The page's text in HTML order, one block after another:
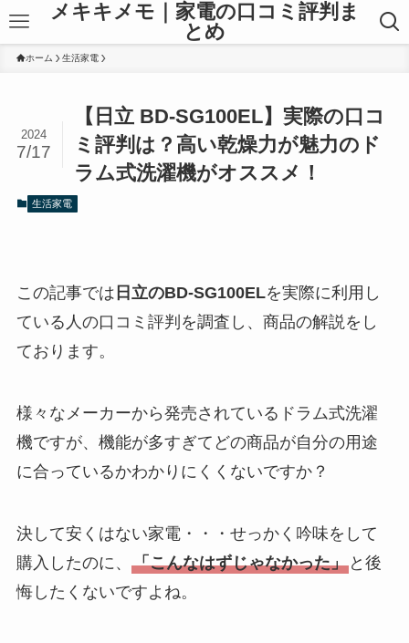
メキキメモ｜家電の口コミ評判ま
とめ
ホーム 生活家電
【日立 BD-SG100EL】実際の口コ
ミ評判は？高い乾燥力が魅力のド
ラム式洗濯機がオススメ！
2024
7/17
生活家電
この記事では 日立のBD-SG100ELを実際に利用し
ている人の口コミ評判を調査し、商品の解説をし
ております。
様々なメーカーから発売されているドラム式洗濯
機ですが、機能が多すぎてどの商品が自分の用途
に合っているかわかりにくくないですか？
決して安くはない家電・・・せっかく吟味をして
購入したのに、 「こんなはずじゃなかった」と後
悔したくないですよね。